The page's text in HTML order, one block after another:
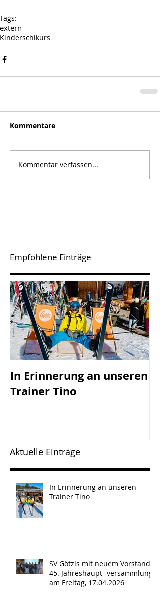
Tags:
extern
Kinderschikurs
Kommentare
Kommentar verfassen...
Empfohlene Einträge
In Erinnerung an unseren
Trainer Tino
Aktuelle Einträge
In Erinnerung an unseren
Trainer Tino
SV Götzis mit neuem Vorstand -
45. Jahreshaupt- versammlung
am Freitag, 17.04.2026